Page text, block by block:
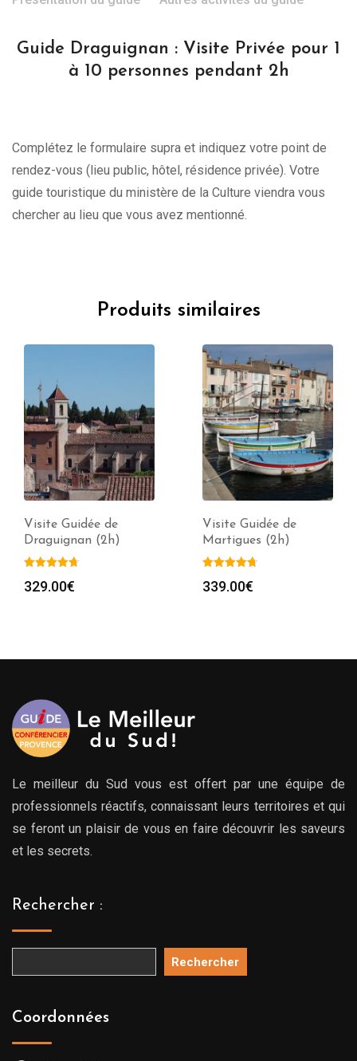
Guide Draguignan : Visite Privée pour 1
à 10 personnes pendant 2h
Complétez le formulaire supra et indiquez votre point de
rendez-vous (lieu public, hôtel, résidence privée). Votre
guide touristique du ministère de la Culture viendra vous
chercher au lieu que vous avez mentionné.
Produits similaires
Visite Guidée de
Draguignan (2h)
329.00€
Visite Guidée de
Martigues (2h)
339.00€
Le meilleur du Sud vous est offert par une équipe de
professionnels réactifs, connaissant leurs territoires et qui
se feront un plaisir de vous en faire découvrir les saveurs
et les secrets.
Rechercher :
Rechercher
Coordonnées